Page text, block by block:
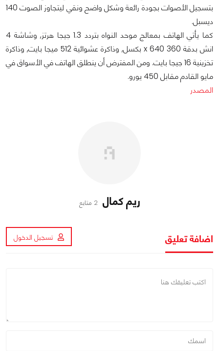
بتسجيل الأصوات بجودة رائعة وشكل واضح ونقي ليتجاوز الصوت 140
ديسبل.
كما يأتي الهاتف بمعالج موحد النواه بتردد 1.3 جيجا هرتز, وشاشة 4
انش بدقة 360 x 640 بكسل, وذاكرة عشوائية 512 ميجا بايت, وذاكرة
تخزينية 16 جيجا بايت. ومن المفترض أن ينطلق الهاتف في الأسواق في
مايو القادم مقابل 450 يورو.
المصدر
ريم كمال 2 متابع
اضافة تعليق تسجيل الدخول